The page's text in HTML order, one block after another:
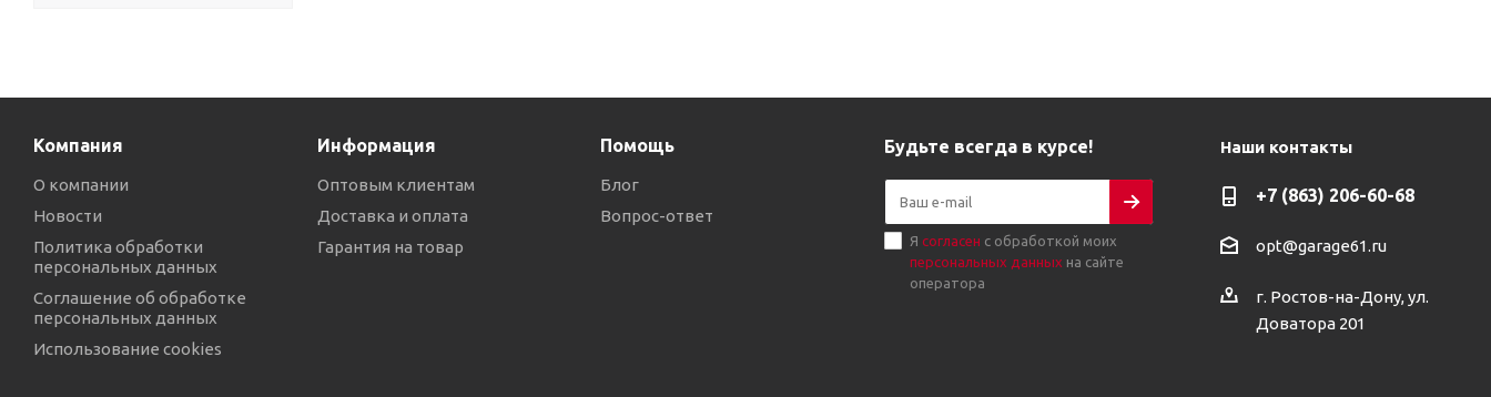
Компания
О компании
Новости
Политика обработки
персональных данных
Соглашение об обработке
персональных данных
Использование cookies
Информация
Оптовым клиентам
Доставка и оплата
Гарантия на товар
Помощь
Блог
Вопрос-ответ
Будьте всегда в курсе!
Я согласен с обработкой моих
персональных данных на сайте
оператора
Наши контакты
+7 (863) 206-60-68
opt@garage61.ru
г. Ростов-на-Дону, ул.
Доватора 201